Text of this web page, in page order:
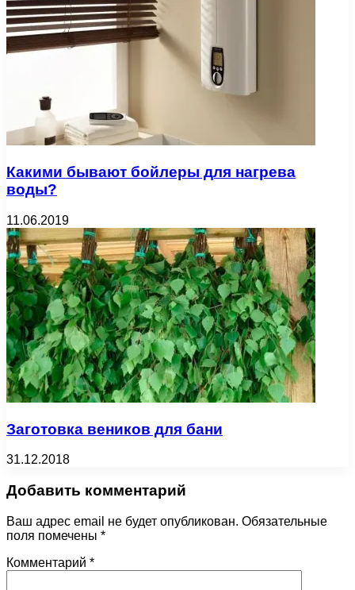
Какими бывают бойлеры для нагрева
воды?
11.06.2019
Заготовка веников для бани
31.12.2018
Добавить комментарий
Ваш адрес email не будет опубликован. Обязательные
поля помечены *
Комментарий *